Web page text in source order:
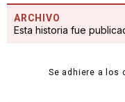
ARCHIVO
Esta historia fue
Se adhiere a los